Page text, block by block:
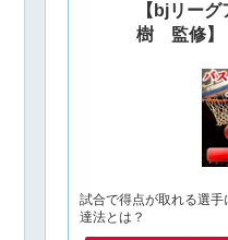
【bjリー
樹 監修】
試合で得点が取れる選
達法とは？